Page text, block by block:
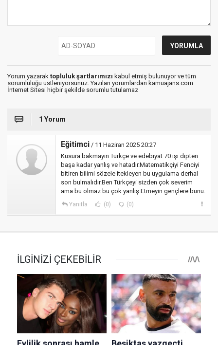
Yorum yazarak topluluk şartlarımızı kabul etmiş bulunuyor ve tüm
sorumluluğu üstleniyorsunuz. Yazılan yorumlardan kamuajans.com
İnternet Sitesi hiçbir şekilde sorumlu tutulamaz
1 Yorum
Eğitimci / 11 Haziran 2025 20:27
Kusura bakmayın Türkçe ve edebiyat 70 işi dipten
başa kadar yanlış ve hatadır.Matematikçiyi Fenciyi
bitiren bilimi sözele itekleyen bu uygulama derhal
son bulmalıdır.Ben Türkçeyi sizden çok severim
ama bu olmaz bu çok yanlış.Etmeyin gençlere bunu.
Yanıtla (0) (0)